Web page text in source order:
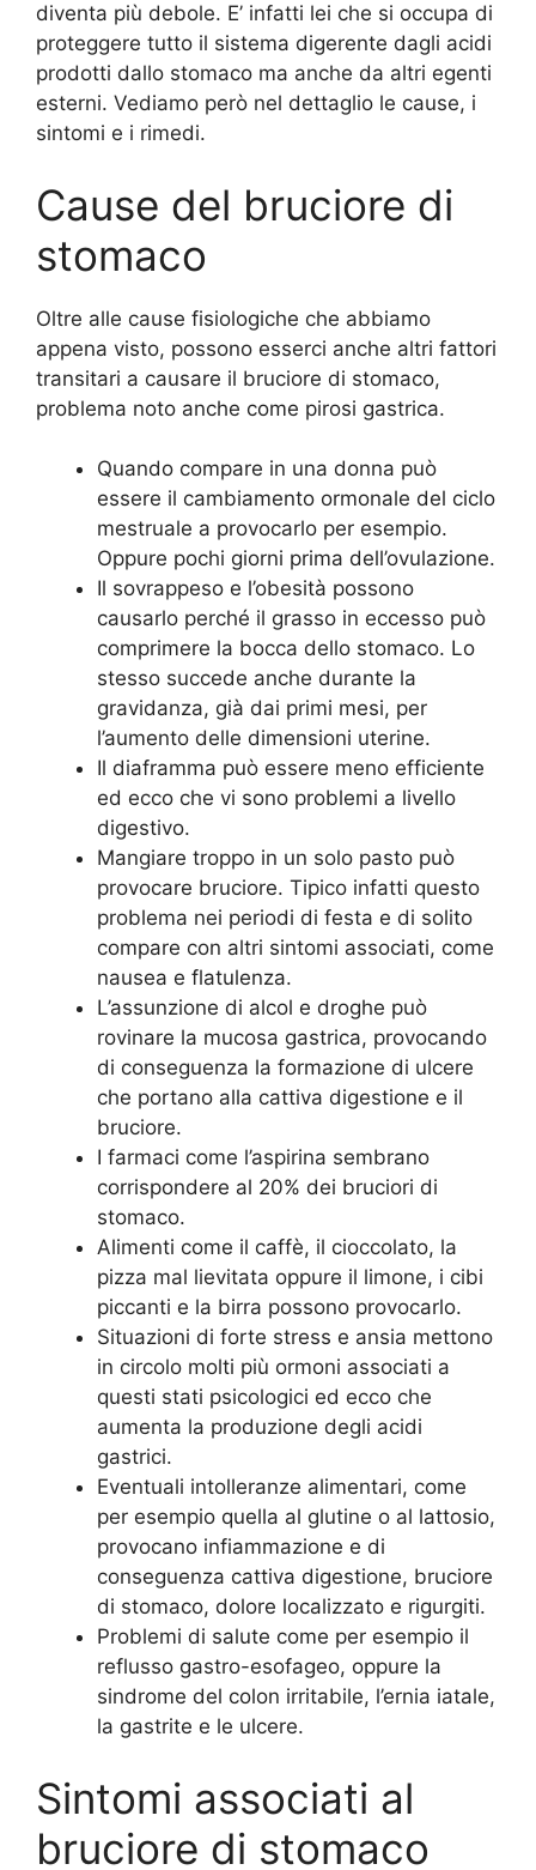
diventa più debole. E’ infatti lei che si occupa di
proteggere tutto il sistema digerente dagli acidi
prodotti dallo stomaco ma anche da altri egenti
esterni. Vediamo però nel dettaglio le cause, i
sintomi e i rimedi.
Cause del bruciore di
stomaco
Oltre alle cause fisiologiche che abbiamo
appena visto, possono esserci anche altri fattori
transitari a causare il bruciore di stomaco,
problema noto anche come pirosi gastrica.
Quando compare in una donna può
essere il cambiamento ormonale del ciclo
mestruale a provocarlo per esempio.
Oppure pochi giorni prima dell’ovulazione.
Il sovrappeso e l’obesità possono
causarlo perché il grasso in eccesso può
comprimere la bocca dello stomaco. Lo
stesso succede anche durante la
gravidanza, già dai primi mesi, per
l’aumento delle dimensioni uterine.
Il diaframma può essere meno efficiente
ed ecco che vi sono problemi a livello
digestivo.
Mangiare troppo in un solo pasto può
provocare bruciore. Tipico infatti questo
problema nei periodi di festa e di solito
compare con altri sintomi associati, come
nausea e flatulenza.
L’assunzione di alcol e droghe può
rovinare la mucosa gastrica, provocando
di conseguenza la formazione di ulcere
che portano alla cattiva digestione e il
bruciore.
I farmaci come l’aspirina sembrano
corrispondere al 20% dei bruciori di
stomaco.
Alimenti come il caffè, il cioccolato, la
pizza mal lievitata oppure il limone, i cibi
piccanti e la birra possono provocarlo.
Situazioni di forte stress e ansia mettono
in circolo molti più ormoni associati a
questi stati psicologici ed ecco che
aumenta la produzione degli acidi
gastrici.
Eventuali intolleranze alimentari, come
per esempio quella al glutine o al lattosio,
provocano infiammazione e di
conseguenza cattiva digestione, bruciore
di stomaco, dolore localizzato e rigurgiti.
Problemi di salute come per esempio il
reflusso gastro-esofageo, oppure la
sindrome del colon irritabile, l’ernia iatale,
la gastrite e le ulcere.
Sintomi associati al
bruciore di stomaco